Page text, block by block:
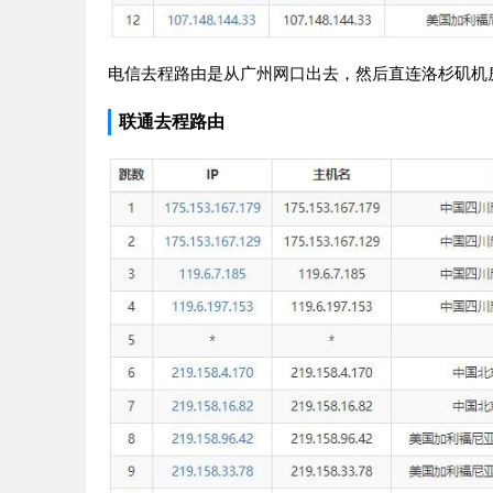
电信去程路由是从广州网口出去，然后直连洛杉矶机
联通去程路由